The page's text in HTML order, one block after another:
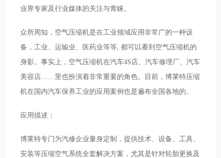
业界专家及行业媒体的关注与青睐。
众所周知，空气压缩机是在工业领域应用非常广的一种设
备，工业、运输业、医药业等等, 都可以看到空气压缩机的
身影。事实上，空气压缩机在汽车4S店、汽车修理厂、汽车
美容店……里也扮演着非常重要的角色。目前，博莱特压缩
机在国内汽车保养工业的应用案例也是遍布全国各地的。
应用描述：
博莱特专门为汽修企业量身定制，提供技术、设备、工具、
安装等压缩空气系统全套解决方案，尤其是针对轮胎更换及